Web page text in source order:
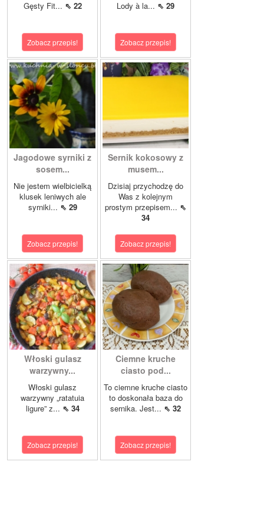
Gęsty Fit... ⇖ 22
Zobacz przepis!
Lody à la... ⇖ 29
Zobacz przepis!
Jagodowe syrniki z
sosem...
Nie jestem wielbicielką
klusek leniwych ale
syrniki... ⇖ 29
Zobacz przepis!
Sernik kokosowy z
musem...
Dzisiaj przychodzę do
Was z kolejnym
prostym przepisem... ⇖
34
Zobacz przepis!
Włoski gulasz
warzywny...
Włoski gulasz
warzywny „ratatuia
ligure” z... ⇖ 34
Zobacz przepis!
Ciemne kruche
ciasto pod...
To ciemne kruche ciasto
to doskonała baza do
sernika. Jest... ⇖ 32
Zobacz przepis!